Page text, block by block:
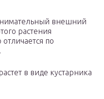
внешний
растения
по
в виде кустарника